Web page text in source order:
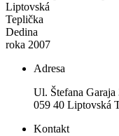
Liptovská
Teplička
Dedina
roka 2007
Adresa
Ul. Štefana Garaja
059 40 Liptovská
Kontakt